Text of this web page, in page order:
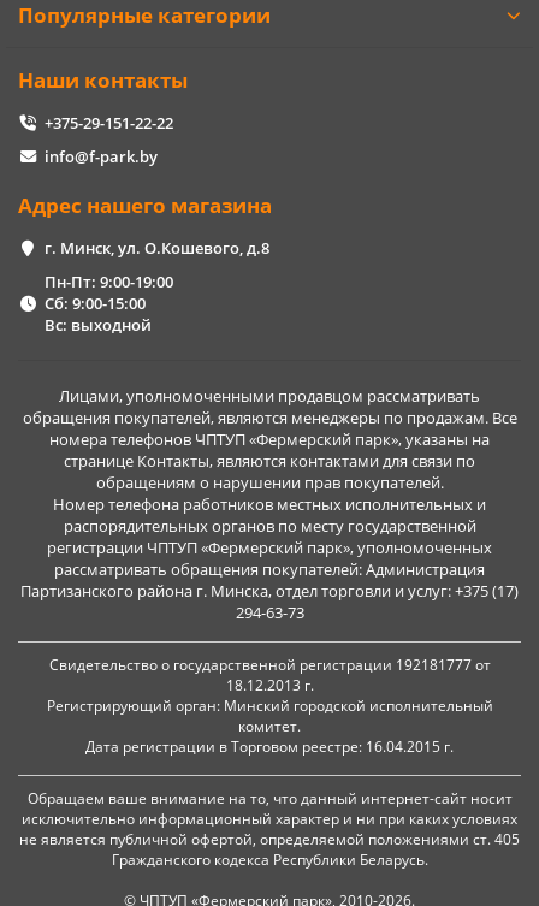
Популярные категории
Наши контакты
+375-29-151-22-22
info@f-park.by
Адрес нашего магазина
г. Минск, ул. О.Кошевого, д.8
Пн-Пт: 9:00-19:00
Сб: 9:00-15:00
Вс: выходной
Лицами, уполномоченными продавцом рассматривать
обращения покупателей, являются менеджеры по продажам. Все
номера телефонов ЧПТУП «Фермерский парк», указаны на
странице Контакты, являются контактами для связи по
обращениям о нарушении прав покупателей.
Номер телефона работников местных исполнительных и
распорядительных органов по месту государственной
регистрации ЧПТУП «Фермерский парк», уполномоченных
рассматривать обращения покупателей: Администрация
Партизанского района г. Минска, отдел торговли и услуг: +375 (17)
294-63-73
Свидетельство о государственной регистрации 192181777 от
18.12.2013 г.
Регистрирующий орган: Минский городской исполнительный
комитет.
Дата регистрации в Торговом реестре: 16.04.2015 г.
Обращаем ваше внимание на то, что данный интернет-сайт носит
исключительно информационный характер и ни при каких условиях
не является публичной офертой, определяемой положениями ст. 405
Гражданского кодекса Республики Беларусь.
© ЧПТУП «Фермерский парк», 2010-2026.